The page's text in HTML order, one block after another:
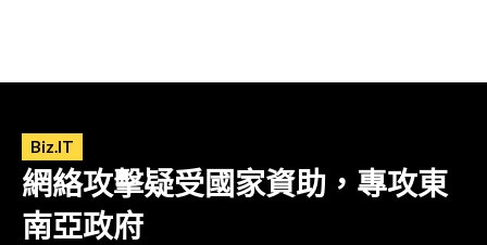
Biz.IT
網絡攻擊疑受國家資助，專攻東
南亞政府